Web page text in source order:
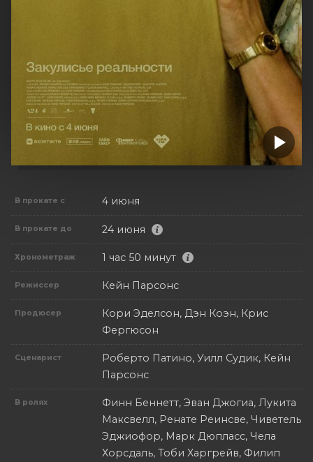
В прокате с 4 июня
В прокате до 24 июня
Хронометраж 1 час 50 минут
Режиссер Кейн Парсонс
Продюсер
Кори Эделсон, Дэн Коэн, Крис
Фергюсон
Сценарист
Роберто Патино, Уилл Судик, Кейн
Парсонс
В ролях
Финн Беннетт, Эван Джогиа, Лукита
Максвелл, Ренате Реинсве, Чиветель
Эджиофор, Марк Дюпласс, Чела
Хорсдаль, Тоби Харгрейв, Филип